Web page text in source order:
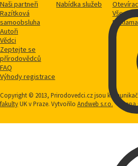
Naši partneři
Razítková
samoobsluha
Autoři
Vědci
Zeptejte se
přírodovědců
FAQ
Výhody registrace
Nabídka služeb
Vše o
Copyright © 2013, Prirodovedci.cz jsou
fakultyUK v Praze. Vytvořilo Andweb s.r.o.